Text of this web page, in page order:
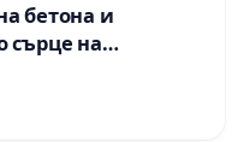
бетона и
сърце на
Враца